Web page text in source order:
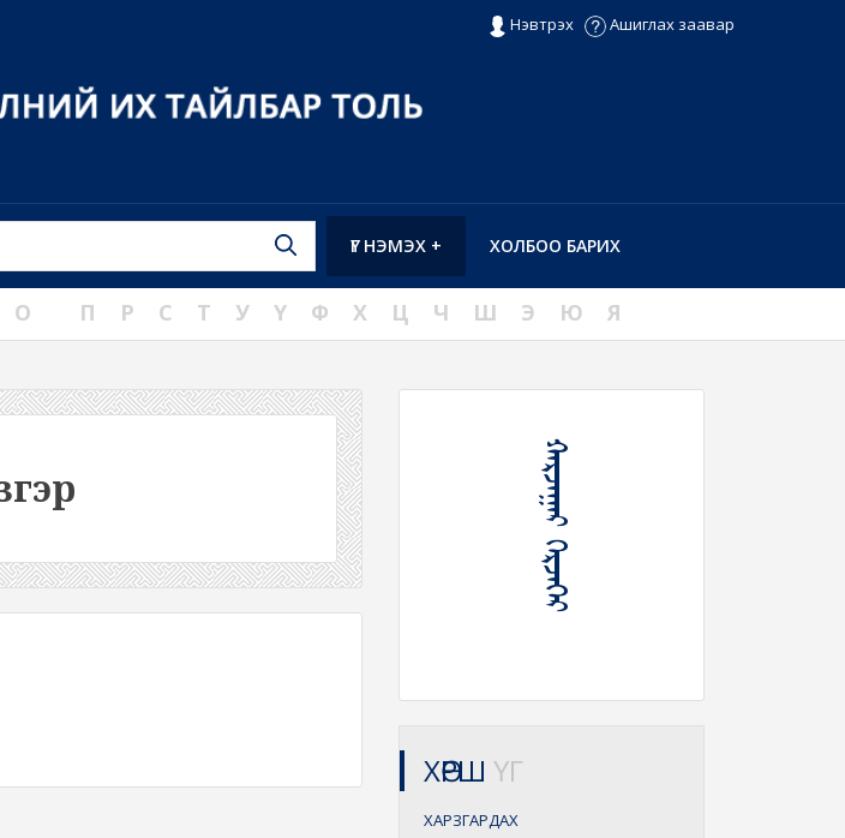
Нэвтрэх Ашиглах заавар
ХОЛБОО БАРИХ
ҮГ НЭМЭХ +
О П Р С Т У Ү Ф Х Ц Ч Ш Э Ю Я
ᠬᠠᠷᠵᠠᠭᠠᠷ ᠬᠡᠷᠵᠡᠭᠡᠷ
ХӨРШ ҮГ
ХАРЗГАРДАХ